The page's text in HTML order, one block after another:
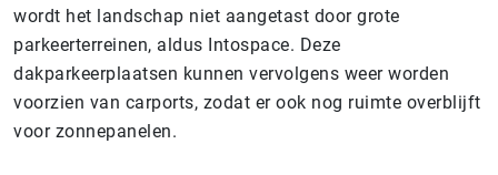
wordt het landschap niet aangetast door grote
parkeerterreinen, aldus Intospace. Deze
dakparkeerplaatsen kunnen vervolgens weer worden
voorzien van carports, zodat er ook nog ruimte overblijft
voor zonnepanelen.